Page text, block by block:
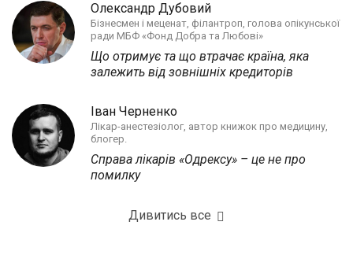
Олександр Дубовий
Бізнесмен і меценат, філантроп, голова опікунської
ради МБФ «Фонд Добра та Любові»
Що отримує та що втрачає країна, яка
залежить від зовнішніх кредиторів
Іван Черненко
Лікар-анестезіолог, автор книжок про медицину,
блогер.
Справа лікарів «Одрексу» – це не про
помилку
Дивитись все